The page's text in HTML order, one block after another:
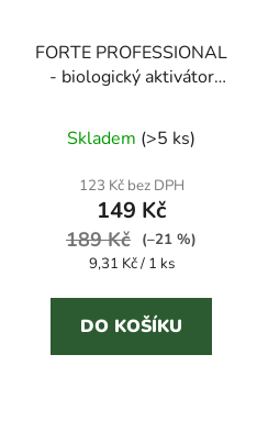
FORTE PROFESSIONAL
- biologický aktivátor
hodnocení
produktu
je
5,0
z
5
hvězdiček.
Skladem (>5 ks)
123 Kč bez DPH
149 Kč
189 Kč
(–21 %)
Měrná
9,31 Kč / 1 ks
DO KOŠÍKU